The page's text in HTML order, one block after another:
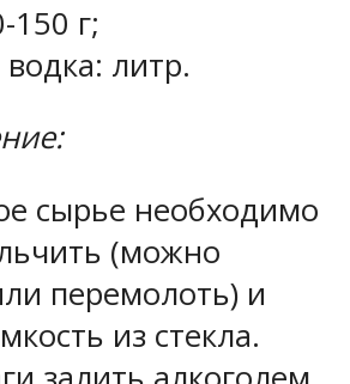
150 г;
литр.
сырье необходимо
(можно
перемолоть) и
из стекла.